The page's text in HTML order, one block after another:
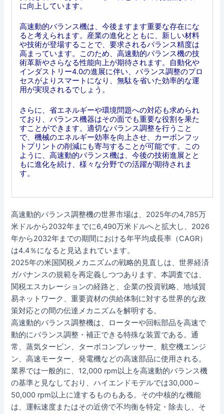
に向上しています。
高速動的バランス機は、今後ますます重要な存在にな
ると考えられます。産業の進化とともに、新しい材料
や技術が登場することで、要求されるバランス精度は
高まっています。このため、高速動的バランス機の技
術革新やさらなる性能向上が期待されます。自動化や
インダストリー4.0の進展に伴い、バランス調整のプロ
セスがよりスマートになり、無駄を省いた効率的な運
用が実現されるでしょう。
さらに、省エネルギーや環境問題への対応も求められ
ており、バランス機器はその面でも重要な役割を果た
すことができます。適切なバランス調整を行うこと
で、機械のエネルギー効率を向上させ、カーボンフッ
トプリントの削減にも寄与することが可能です。この
ように、高速動的バランス機は、今後の技術進展とと
もに進化を続け、様々な分野での活躍が期待されま
す。
高速動的バランス調整機の世界市場は、2025年の4,785万
米ドルから2032年までに6,490万米ドルへと拡大し、2026
年から2032年までの期間における年平均成長率（CAGR）
は4.4％になると見込まれています。
2025年の米国関税メカニズムの戦略的見直しは、世界経済
ガバナンスの規範を再定義しつつあります。本調査では、
関税エスカレーションの経路と、企業の投資戦略、地域貿
易ネットワーク、重要資材の供給体制に対する世界的な政
策対応との間の伝達メカニズムを解明する。
高速動的バランス調整機は、ローターや回転部品を高速で
動的にバランス調整・補正できる特殊な装置である。通
常、蒸気タービン、ターボコンプレッサー、航空機エンジ
ン、高速モーター、発電機などの高速部品に使用される。
業界では一般的に、12,000 rpm以上を高速動的バランス機
の基準と見なしており、ハイエンドモデルでは30,000～
50,000 rpm以上に達するものもある。その中核的な機能
は、運転速度またはその近傍で不均衡を特定・除去し、そ